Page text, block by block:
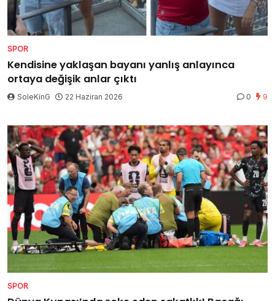
SPOR
Kendisine yaklaşan bayanı yanlış anlayınca
ortaya değişik anlar çıktı
SoleKinG 22 Haziran 2026 0 9
SPOR